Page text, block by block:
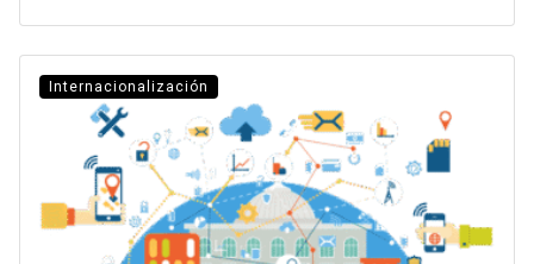
Internacionalización